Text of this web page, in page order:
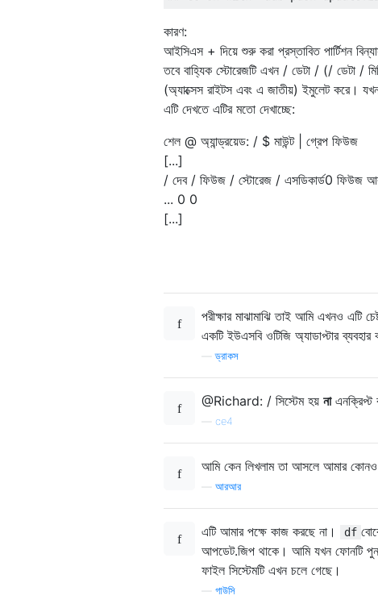
কারণ:
আইসিএস + দিয়ে শুরু করা প্রস্তাবিত পার্টিশন
তবে বাহ্যিক স্টোরেজটি এখন / ডেটা / (/ ডেটা /
(অ্যাক্সেস রাইটস এবং এ জাতীয়) ইমুলেট করে।
এটি দেখতে এটির মতো দেখাচ্ছে:
শেল @ অ্যান্ড্রয়েড: / $ মাউন্ট | গ্রেপ ফিউজ
[...]
/ দেব / ফিউজ / স্টোরেজ / এসডিকার্ড0 ফিউজ
... 0 0
[...]
পরীক্ষার মাঝামাঝি তাই আমি এখনও এটি
একটি ইউএসবি ওটিজি অ্যাডাপ্টার ব্যবহার
—ড্রাকস
@Richard: / সিস্টেম হয় নাএনক্রিপ্ট
ce4
আমি কেন লিখলাম তা আসলে আমার কোনও
আরআর
এটি আমার পক্ষে কাজ করছে না। df
আপডেট.জিপ থাকে। আমি যখন ফোনটি
ফাইল সিস্টেমটি এখন চলে গেছে।
গাউসি